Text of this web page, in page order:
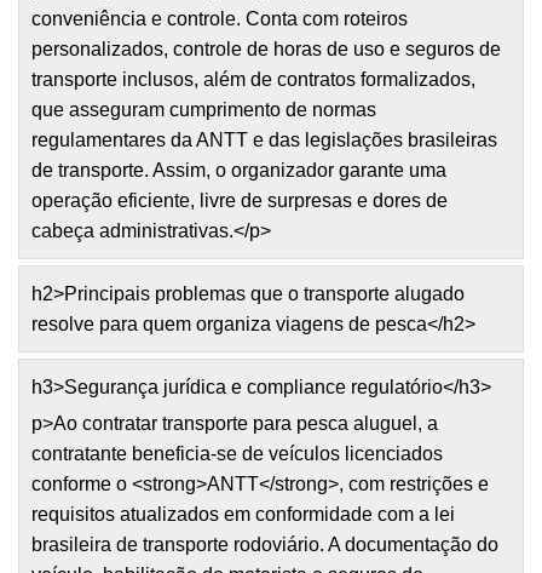
conveniência e controle. Conta com roteiros
personalizados, controle de horas de uso e seguros de
transporte inclusos, além de contratos formalizados,
que asseguram cumprimento de normas
regulamentares da ANTT e das legislações brasileiras
de transporte. Assim, o organizador garante uma
operação eficiente, livre de surpresas e dores de
cabeça administrativas.</p>
h2>Principais problemas que o transporte alugado
resolve para quem organiza viagens de pesca</h2>
h3>Segurança jurídica e compliance regulatório</h3>
p>Ao contratar transporte para pesca aluguel, a
contratante beneficia-se de veículos licenciados
conforme o <strong>ANTT</strong>, com restrições e
requisitos atualizados em conformidade com a lei
brasileira de transporte rodoviário. A documentação do